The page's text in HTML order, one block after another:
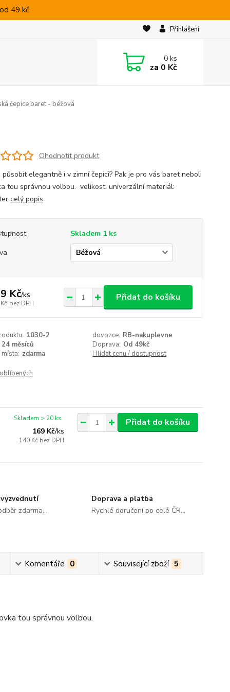
49 kč
Přihlášení
0ks
za 0 Kč
čepice baret - béžová
Ohodnotit produkt
působit elegantně i v zimní čepici? Pak je pro vás baret neboli
tou správnou volbou. velikost: univerzální materiál:
celý popis
Skladem 1 ks
Kč/ks
bez DPH
Přidat do košíku
1030-2 dovozce: RB-nakuplevne
24 měsíců
Doprava: Od 49kč
zdarma Hlídat cenu / dostupnost
169 Kč/ks
140 Kč bez DPH
Skladem > 20 ks Přidat do košíku
zdarma...
Doprava a platba
Rychlé doručení po celé ČR...
Komentáře 0 Související zboží 5
tou správnou volbou.